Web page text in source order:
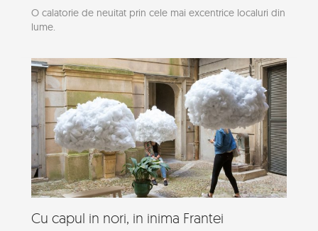
O calatorie de neuitat prin cele mai excentrice localuri din
lume.
Cu capul in nori, in inima Frantei